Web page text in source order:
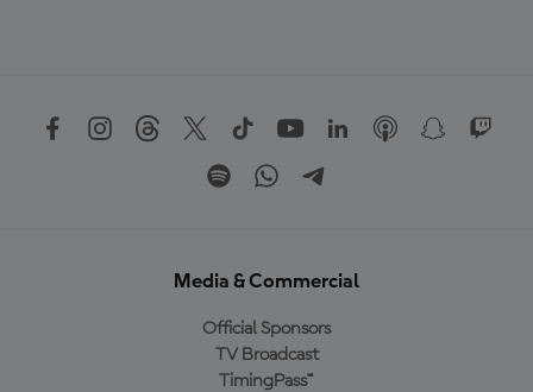
Media & Commercial
Official Sponsors
TV Broadcast
TimingPass™